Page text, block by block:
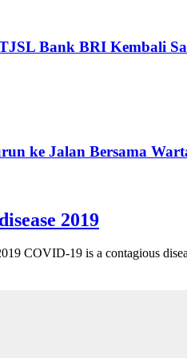
Bank BRI Kembali
ke Jalan Bersama
2019
COVID-19 is a contagious